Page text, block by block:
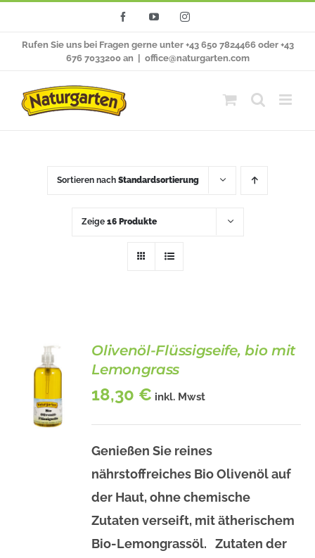
FacebookYouTubeInstagram
Rufen Sie uns bei Fragen gerne unter +43 650 7824466 oder +43
676 7033200 an
office@naturgarten.com
Sortieren nach Standardsortierung
Zeige 16 Produkte
Olivenöl-Flüssigseife, bio mit
Lemongrass
18,30 € inkl. Mwst
Genießen Sie reines
nährstoffreiches Bio Olivenöl auf
der Haut, ohne chemische
Zutaten verseift, mit ätherischem
Bio-Lemongrassöl. Zutaten der